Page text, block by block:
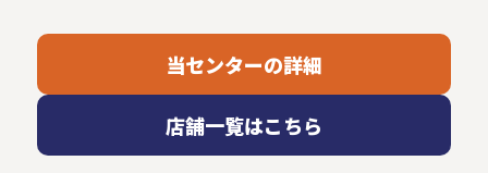
当センターの詳細
店舗一覧はこちら